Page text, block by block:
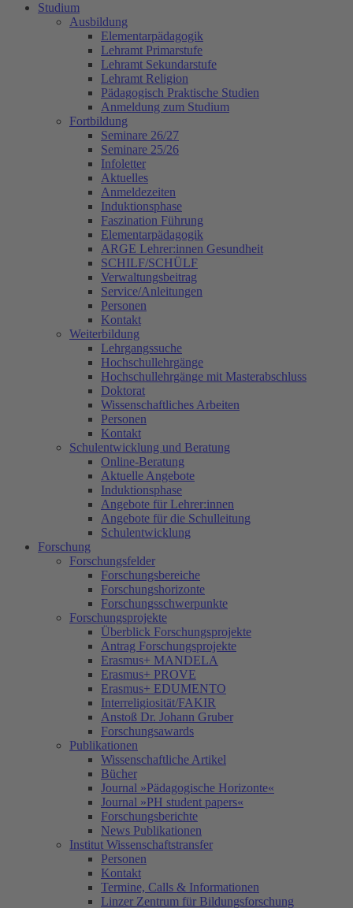
Studium
Ausbildung
Elementarpädagogik
Lehramt Primarstufe
Lehramt Sekundarstufe
Lehramt Religion
Pädagogisch Praktische Studien
Anmeldung zum Studium
Fortbildung
Seminare 26/27
Seminare 25/26
Infoletter
Aktuelles
Anmeldezeiten
Induktionsphase
Faszination Führung
Elementarpädagogik
ARGE Lehrer:innen Gesundheit
SCHILF/SCHÜLF
Verwaltungsbeitrag
Service/Anleitungen
Personen
Kontakt
Weiterbildung
Lehrgangssuche
Hochschullehrgänge
Hochschullehrgänge mit Masterabschluss
Doktorat
Wissenschaftliches Arbeiten
Personen
Kontakt
Schulentwicklung und Beratung
Online-Beratung
Aktuelle Angebote
Induktionsphase
Angebote für Lehrer:innen
Angebote für die Schulleitung
Schulentwicklung
Forschung
Forschungsfelder
Forschungsbereiche
Forschungshorizonte
Forschungsschwerpunkte
Forschungsprojekte
Überblick Forschungsprojekte
Antrag Forschungsprojekte
Erasmus+ MANDELA
Erasmus+ PROVE
Erasmus+ EDUMENTO
Interreligiosität/FAKIR
Anstoß Dr. Johann Gruber
Forschungsawards
Publikationen
Wissenschaftliche Artikel
Bücher
Journal »Pädagogische Horizonte«
Journal »PH student papers«
Forschungsberichte
News Publikationen
Institut Wissenschaftstransfer
Personen
Kontakt
Termine, Calls & Informationen
Linzer Zentrum für Bildungsforschung